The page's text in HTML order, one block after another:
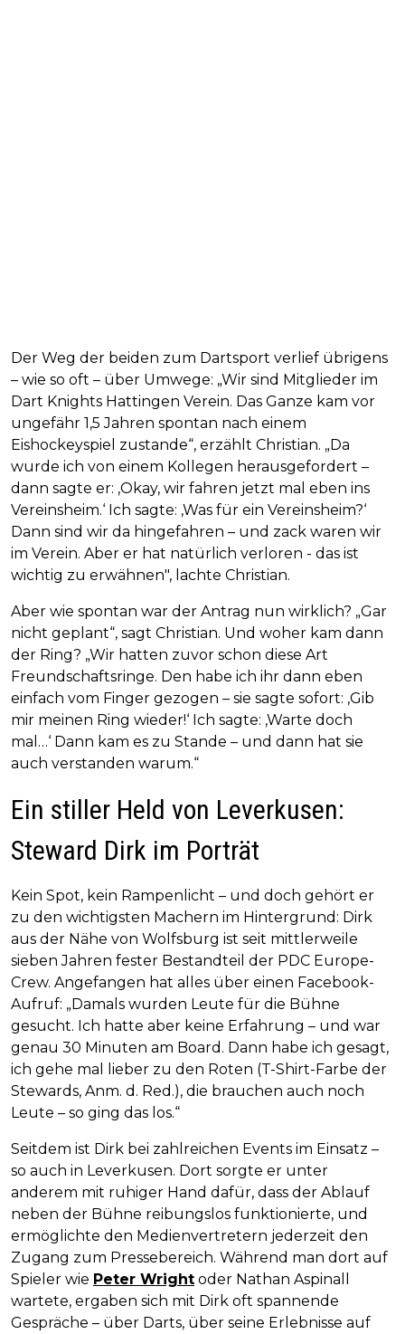
Der Weg der beiden zum Dartsport verlief übrigens
– wie so oft – über Umwege: „Wir sind Mitglieder im
Dart Knights Hattingen Verein. Das Ganze kam vor
ungefähr 1,5 Jahren spontan nach einem
Eishockeyspiel zustande“, erzählt Christian. „Da
wurde ich von einem Kollegen herausgefordert –
dann sagte er: ‚Okay, wir fahren jetzt mal eben ins
Vereinsheim.‘ Ich sagte: ‚Was für ein Vereinsheim?‘
Dann sind wir da hingefahren – und zack waren wir
im Verein. Aber er hat natürlich verloren - das ist
wichtig zu erwähnen", lachte Christian.
Aber wie spontan war der Antrag nun wirklich? „Gar
nicht geplant“, sagt Christian. Und woher kam dann
der Ring? „Wir hatten zuvor schon diese Art
Freundschaftsringe. Den habe ich ihr dann eben
einfach vom Finger gezogen – sie sagte sofort: ‚Gib
mir meinen Ring wieder!‘ Ich sagte: ‚Warte doch
mal…‘ Dann kam es zu Stande – und dann hat sie
auch verstanden warum.“
Ein stiller Held von Leverkusen:
Steward Dirk im Porträt
Kein Spot, kein Rampenlicht – und doch gehört er
zu den wichtigsten Machern im Hintergrund: Dirk
aus der Nähe von Wolfsburg ist seit mittlerweile
sieben Jahren fester Bestandteil der PDC Europe-
Crew. Angefangen hat alles über einen Facebook-
Aufruf: „Damals wurden Leute für die Bühne
gesucht. Ich hatte aber keine Erfahrung – und war
genau 30 Minuten am Board. Dann habe ich gesagt,
ich gehe mal lieber zu den Roten (T-Shirt-Farbe der
Stewards, Anm. d. Red.), die brauchen auch noch
Leute – so ging das los.“
Seitdem ist Dirk bei zahlreichen Events im Einsatz –
so auch in Leverkusen. Dort sorgte er unter
anderem mit ruhiger Hand dafür, dass der Ablauf
neben der Bühne reibungslos funktionierte, und
ermöglichte den Medienvertretern jederzeit den
Zugang zum Pressebereich. Während man dort auf
Spieler wie Peter Wright oder Nathan Aspinall
wartete, ergaben sich mit Dirk oft spannende
Gespräche – über Darts, über seine Erlebnisse auf